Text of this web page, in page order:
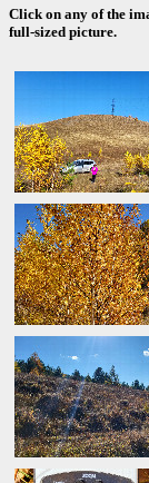
Click on any of the
full-sized picture.